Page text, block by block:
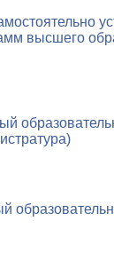
высшего